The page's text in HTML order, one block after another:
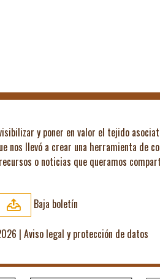
y poner en valor el tejido
nos llevó a crear una herramienta de
o noticias que queramos
Baja boletín
| Aviso legal y protección de datos